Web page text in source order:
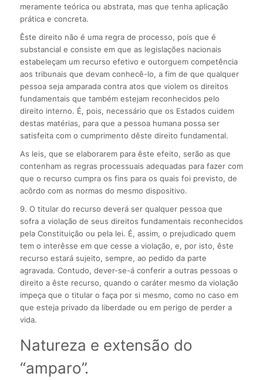
meramente teórica ou abstrata, mas que tenha aplicação
prática e concreta.
Êste direito não é uma regra de processo, pois que é
substancial e consiste em que as legislações nacionais
estabeleçam um recurso efetivo e outorguem competência
aos tribunais que devam conhecê-lo, a fim de que qualquer
pessoa seja amparada contra atos que violem os direitos
fundamentais que também estejam reconhecidos pelo
direito interno. É, pois, necessário que os Estados cuidem
destas matérias, para que a pessoa humana possa ser
satisfeita com o cumprimento dêste direito fundamental.
As leis, que se elaborarem para êste efeito, serão as que
contenham as regras processuais adequadas para fazer com
que o recurso cumpra os fins para os quais foi previsto, de
acôrdo com as normas do mesmo dispositivo.
9. O titular do recurso deverá ser qualquer pessoa que
sofra a violação de seus direitos fundamentais reconhecidos
pela Constituição ou pela lei. É, assim, o prejudicado quem
tem o interêsse em que cesse a violação, e, por isto, êste
recurso estará sujeito, sempre, ao pedido da parte
agravada. Contudo, dever-se-á conferir a outras pessoas o
direito a êste recurso, quando o caráter mesmo da violação
impeça que o titular o faça por si mesmo, como no caso em
que esteja privado da liberdade ou em perigo de perder a
vida.
Natureza e extensão do
“amparo”.